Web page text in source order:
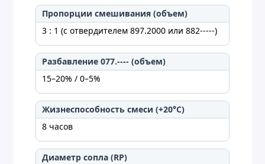
Пропорции смешивания (объем)
3 : 1 (с отвердителем 897.2000 или 882-----)
Разбавление 077.---- (объем)
15–20% / 0–5%
Жизнеспособность смеси (+20°C)
8 часов
Диаметр сопла (RP)